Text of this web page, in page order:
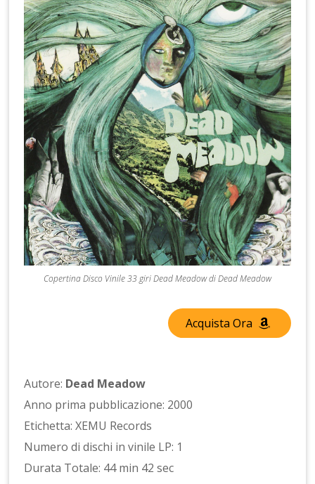
Copertina Disco Vinile 33 giri Dead Meadow di Dead Meadow
Acquista Ora
Autore: Dead Meadow
Anno prima pubblicazione: 2000
Etichetta: XEMU Records
Numero di dischi in vinile LP: 1
Durata Totale: 44 min 42 sec